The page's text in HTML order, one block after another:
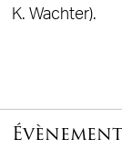
K. Wachter).